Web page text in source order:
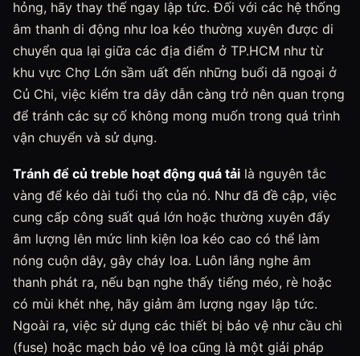
hỏng, hãy thay thế ngay lập tức. Đối với các hệ thống
âm thanh di động như loa kéo thường xuyên được di
chuyển qua lại giữa các địa điểm ở TP.HCM như từ
khu vực Chợ Lớn sầm uất đến những buổi dã ngoại ở
Củ Chi, việc kiểm tra dây dẫn càng trở nên quan trọng
để tránh các sự cố không mong muốn trong quá trình
vận chuyển và sử dụng.
Tránh để củ treble hoạt động quá tải là nguyên tắc
vàng để kéo dài tuổi thọ của nó. Như đã đề cập, việc
cung cấp công suất quá lớn hoặc thường xuyên đẩy
âm lượng lên mức linh kiện loa kéo cao có thể làm
nóng cuộn dây, gây cháy loa. Luôn lắng nghe âm
thanh phát ra, nếu bạn nghe thấy tiếng méo, rè hoặc
có mùi khét nhẹ, hãy giảm âm lượng ngay lập tức.
Ngoài ra, việc sử dụng các thiết bị bảo vệ như cầu chì
(fuse) hoặc mạch bảo vệ loa cũng là một giải pháp